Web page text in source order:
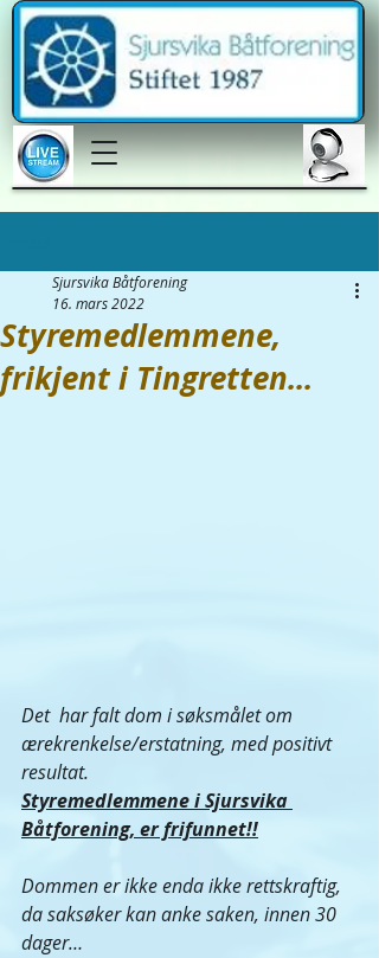
Styremedlemmene,
frikjent i Tingretten...
Sjursvika Båtforening
16. mars 2022
Det  har falt dom i søksmålet om
ærekrenkelse/erstatning, med positivt
resultat.
Styremedlemmene i Sjursvika
Båtforening, er frifunnet!!
Dommen er ikke enda ikke rettskraftig,
da saksøker kan anke saken, innen 30
dager…